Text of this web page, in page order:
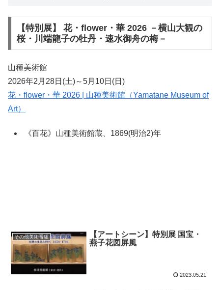
【特別展】 花・flower・華 2026 －横山大観の
桜・川端龍子の牡丹・速水御舟の梅－
山種美術館
2026年2月28日(土)～5月10日(日)
花・flower・華 2026 | 山種美術館（Yamatane Museum of
Art）
《百花》山種美術館蔵、1869(明治2)年
その他美術番組
【アートシーン】特別展 国宝・
燕子花図屏風
2023.05.21